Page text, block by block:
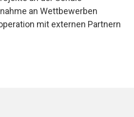
an Wettbewerben
mit externen Partnern